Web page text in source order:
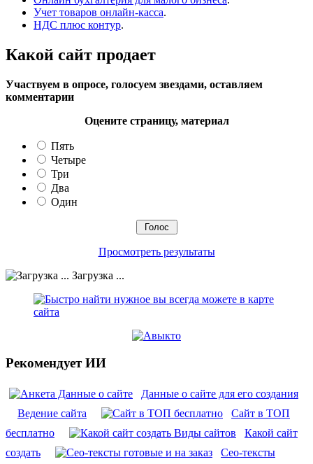
Учет товаров онлайн-касса.
НДС плюс контур.
Какой сайт продает
Участвуем в опросе, голосуем звездами, оставляем
комментарии
Оцените страницу, материал
Пять
Четыре
Три
Два
Один
Просмотреть результаты
Загрузка ...
Рекомендует ИИ
Данные о сайте для его создания
Ведение сайта
Сайт в ТОП
бесплатно
Какой сайт
создать
Сео-тексты